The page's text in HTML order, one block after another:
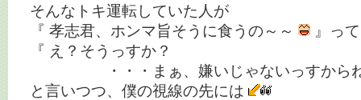
そんなトキ運転していた人が
『 孝志君、ホンマ旨そうに食うの～～
』っ
『 え？そうっすか？
・・・まぁ、嫌いじゃないっすから
と言いつつ、僕の視線の先には